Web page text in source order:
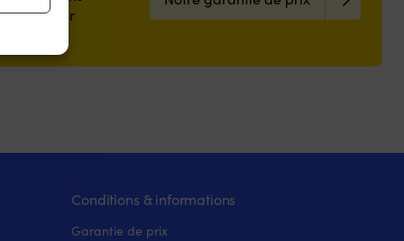
activé
cher
Conditions & informations
Garantie de prix